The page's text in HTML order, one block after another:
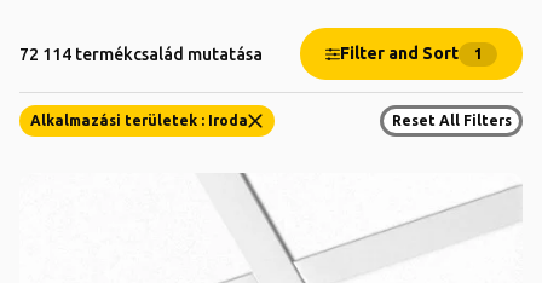
72 114 termékcsalád mutatása Filter and Sort 1
Alkalmazási területek : Iroda Reset All Filters